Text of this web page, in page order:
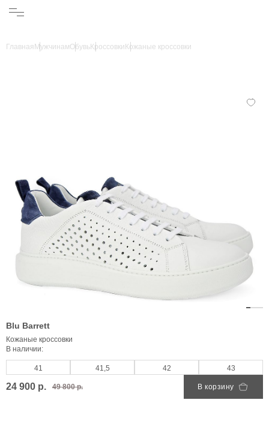
Главная МужчинамОбувьКроссовки Кожаные кроссовки
Blu Barrett
Кожаные кроссовки
В наличии:
41 41,5 42 43
24 900 р. 49 800 р. В корзину